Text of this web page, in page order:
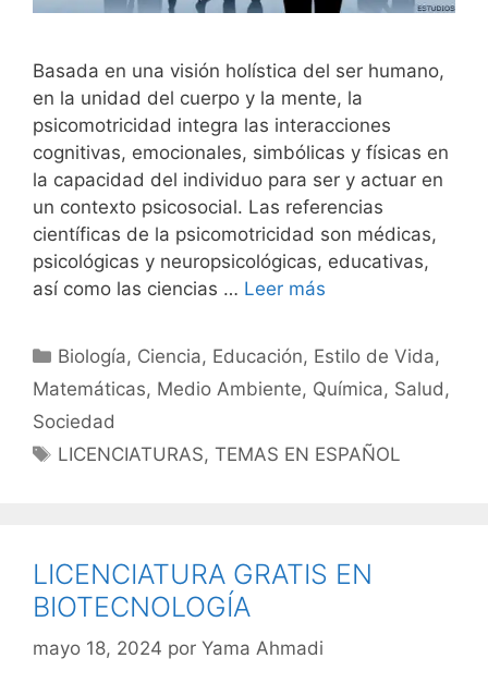
Basada en una visión holística del ser humano,
en la unidad del cuerpo y la mente, la
psicomotricidad integra las interacciones
cognitivas, emocionales, simbólicas y físicas en
la capacidad del individuo para ser y actuar en
un contexto psicosocial. Las referencias
científicas de la psicomotricidad son médicas,
psicológicas y neuropsicológicas, educativas,
así como las ciencias … Leer más
Categorías
Biología, Ciencia, Educación, Estilo de Vida,
Matemáticas, Medio Ambiente, Química, Salud ,
Sociedad
Etiquetas
LICENCIATURAS,TEMAS EN ESPAÑOL
LICENCIATURA GRATIS EN
BIOTECNOLOGÍA
mayo 18, 2024 por Yama Ahmadi